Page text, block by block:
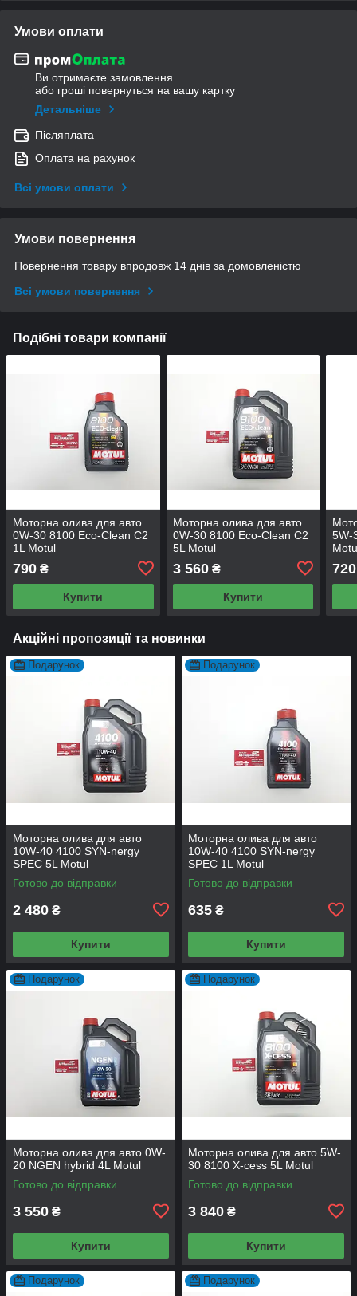
Умови оплати
Ви отримаєте замовлення
або гроші повернуться на вашу картку
Детальніше
Післяплата
Оплата на рахунок
Всі умови оплати
Умови повернення
Повернення товару впродовж 14 днів за домовленістю
Всі умови повернення
Подібні товари компанії
Моторна олива для авто
0W-30 8100 Eco-Сlean C2
1L Motul
790 ₴
Купити
Моторна олива для авто
0W-30 8100 Eco-Сlean C2
5L Motul
3 560₴
Купити
5W-
720
Акційні пропозиції та новинки
Подарунок
Моторна олива для авто
10W-40 4100 SYN-nergy
SPEC 5L Motul
Готово до відправки
2 480 ₴
Купити
Подарунок
Моторна олива для авто
10W-40 4100 SYN-nergy
SPEC 1L Motul
Готово до відправки
635 ₴
Купити
Подарунок
Моторна олива для авто 0W-
20 NGEN hybrid 4L Motul
Готово до відправки
3 550 ₴
Купити
Подарунок
Моторна олива для авто 5W-
30 8100 X-cess 5L Motul
Готово до відправки
3 840 ₴
Купити
Подарунок Подарунок